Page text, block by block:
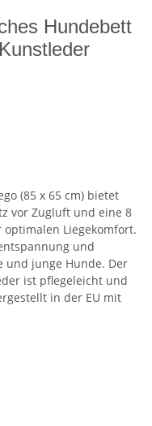
Hundebett
(85 x 65 cm) bietet
vor Zugluft und eine 8
Liegekomfort.
und
und junge Hunde. Der
ist pflegeleicht und
in der EU mit